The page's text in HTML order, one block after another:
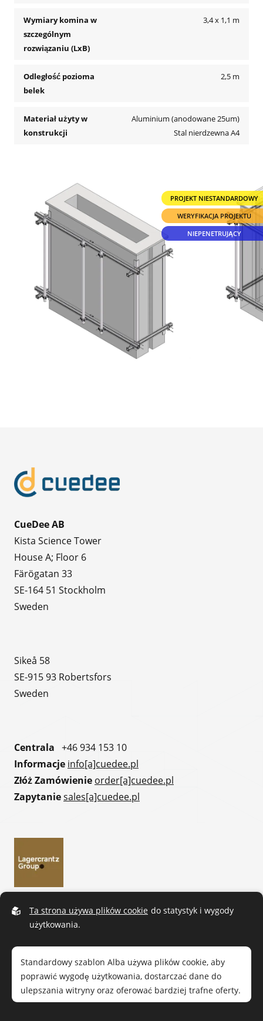
Wymiary komina w
szczególnym
rozwiązaniu (LxB)
3,4 x 1,1 m
Odległość pozioma
belek
2,5 m
Materiał użyty w
konstrukcji
Aluminium (anodowane 25um)
Stal nierdzewna A4
PROJEKT NIESTANDARDOWY
WERYFIKACJA PROJEKTU
NIEPENETRUJĄCY
CueDee AB
Kista Science Tower
House A; Floor 6
Färögatan 33
SE-164 51 Stockholm
Sweden
Sikeå 58
SE-915 93 Robertsfors
Sweden
Centrala +46 934 153 10
Informacje info[a]cuedee.pl
Złóż Zamówienie order[a]cuedee.pl
Zapytaniesales[a]cuedee.pl
Ta strona używa plików cookie do statystyk i wygody
użytkowania.
Standardowy szablon Alba używa plików cookie, aby
poprawić wygodę użytkowania, dostarczać dane do
ulepszania witryny oraz oferować bardziej trafne oferty.